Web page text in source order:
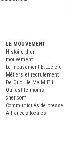
LE MOUVEMENT
Histoire d'un
mouvement
Le mouvement E.Leclerc
Métiers et recrutement
De Quoi Je Me M.E.L
Qui est le moins
cher.com
Communiqués de presse
Alliances locales